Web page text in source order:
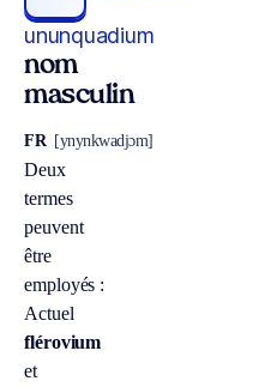
ununquadium
nom
masculin
FR [ynynkwadjɔm]
Deux
termes
peuvent
être
employés :
Actuel
flérovium
et